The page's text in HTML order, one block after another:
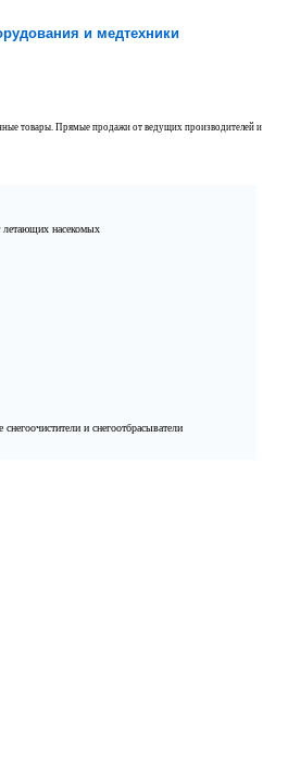
и медтехники
товары. Прямые продажи от ведущих производителей и
насекомых
и снегоотбрасыватели